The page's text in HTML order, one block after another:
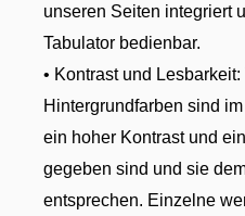
unseren Seiten integriert
Tabulator bedienbar.
• Kontrast und Lesbarkeit:
Hintergrundfarben sind
ein hoher Kontrast und
gegeben sind und sie
entsprechen. Einzelne